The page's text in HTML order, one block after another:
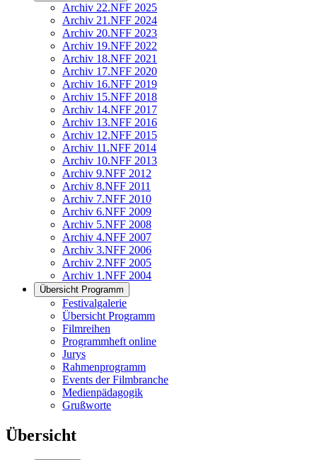
Archiv 22.NFF 2025
Archiv 21.NFF 2024
Archiv 20.NFF 2023
Archiv 19.NFF 2022
Archiv 18.NFF 2021
Archiv 17.NFF 2020
Archiv 16.NFF 2019
Archiv 15.NFF 2018
Archiv 14.NFF 2017
Archiv 13.NFF 2016
Archiv 12.NFF 2015
Archiv 11.NFF 2014
Archiv 10.NFF 2013
Archiv 9.NFF 2012
Archiv 8.NFF 2011
Archiv 7.NFF 2010
Archiv 6.NFF 2009
Archiv 5.NFF 2008
Archiv 4.NFF 2007
Archiv 3.NFF 2006
Archiv 2.NFF 2005
Archiv 1.NFF 2004
Übersicht Programm
Festivalgalerie
Übersicht Programm
Filmreihen
Programmheft online
Jurys
Rahmenprogramm
Events der Filmbranche
Medienpädagogik
Grußworte
Übersicht